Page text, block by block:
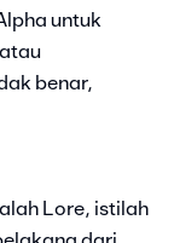
untuk
benar,
Lore, istilah